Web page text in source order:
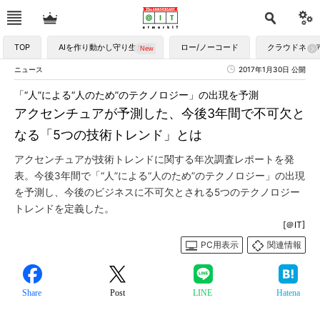
TOP AIを作り動かし守り生かす ロー/ノーコード クラウドネイ
ニュース 2017年1月30日 公開
アクセンチュアが予測した、今後3年間で不可欠と
なる「5つの技術トレンド」とは
「“人”による“人のため”のテクノロジー」の出現を予測
アクセンチュアが技術トレンドに関する年次調査レポートを発
表。今後3年間で「“人”による“人のため”のテクノロジー」の出現
を予測し、今後のビジネスに不可欠とされる5つのテクノロジー
トレンドを定義した。
[＠IT]
PC用表示
関連情報
Share Post LINE Hatena